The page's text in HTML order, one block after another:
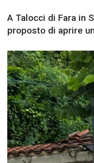
A Talocci di Fara in
proposto di aprire